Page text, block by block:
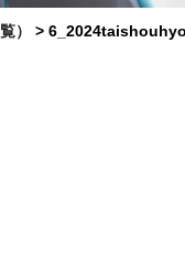
） >